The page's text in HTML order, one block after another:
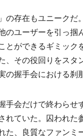
の存在もユニークだ
のユーザーを引っ
とができるギミック
、その役回りをス
の握手会における刹
手会だけで終わらせ
れていた。囚われ
た、良質なファンミ